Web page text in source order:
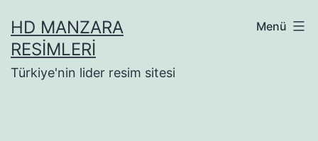
geçHD MANZARA
RESIMLERI
Türkiye'nin lider resim sitesi
Menü